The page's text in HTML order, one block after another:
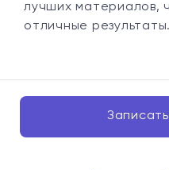
лучших материалов,
отличные результаты.